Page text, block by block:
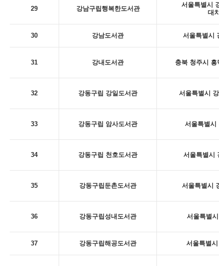
29 강남구립행복한도서관
서울특별시
대
30 강남도서관 서울특별시
31 강내도서관 충북 청주시
32 강동구립 강일도서관 서울특별시
33 강동구립 암사도서관 서울특별시
34 강동구립 천호도서관 서울특별시
35 강동구립둔촌도서관 서울특별시
36 강동구립성내도서관 서울특별
37 강동구립해공도서관 서울특별